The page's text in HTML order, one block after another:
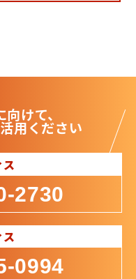
けて、
用ください
2730
0994